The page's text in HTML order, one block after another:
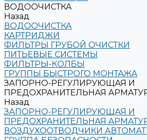
ВОДООЧИСТКА
Назад
ВОДООЧИСТКА
КАРТРИДЖИ
ФИЛЬТРЫ ГРУБОЙ ОЧИСТКИ
ПИТЬЕВЫЕ СИСТЕМЫ
ФИЛЬТРЫ-КОЛБЫ
ГРУППЫ БЫСТРОГО МОНТАЖА
ЗАПОРНО-РЕГУЛИРУЮЩАЯ И
ПРЕДОХРАНИТЕЛЬНАЯ
Назад
ЗАПОРНО-РЕГУЛИРУЮЩАЯ И
ПРЕДОХРАНИТЕЛЬНАЯ
ВОЗДУХООТВОДЧИКИ